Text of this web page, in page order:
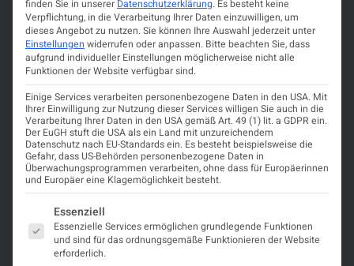
Covid-19 und Epilepsie
Mai 21, 2024 11:31 a.m.
A. ROHRACHER UND E. TRINKA
HABEN DIE WICHTIGSTEN
FAKTEN FÜR MEDIZINISCHES
PERSONAL, ÄRZTE/ÄRZTINNEN
SOWIE PATIENTINNEN UND
ANGEHÖRIGEN
ZUSAMMENGEFASST.
finden Sie in unserer Datenschutzerklärung. Es besteht keine
Verpflichtung, in die Verarbeitung Ihrer Daten einzuwilligen, um
dieses Angebot zu nutzen.Sie können Ihre Auswahl jederzeit unter
Einstellungen widerrufen oder anpassen. Bitte beachten Sie, dass
aufgrund individueller Einstellungen möglicherweise nicht alle
Funktionen der Website verfügbar sind.
Einige Services verarbeiten personenbezogene Daten in den USA. Mit
Ihrer Einwilligung zur Nutzung dieser Services willigen Sie auch in die
Verarbeitung Ihrer Daten in den USA gemäß Art. 49 (1) lit. a GDPR ein.
Der EuGH stuft die USA als ein Land mit unzureichendem
Datenschutz nach EU-Standards ein. Es besteht beispielsweise die
Gefahr, dass US-Behörden personenbezogene Daten in
Überwachungsprogrammen verarbeiten, ohne dass für Europäerinnen
und Europäer eine Klagemöglichkeit besteht.
Es folgt eine Liste der Service-Gruppen, für die eine
Essenziell
Essenzielle Services ermöglichen grundlegende Funktionen
und sind für das ordnungsgemäße Funktionieren der Website
erforderlich.